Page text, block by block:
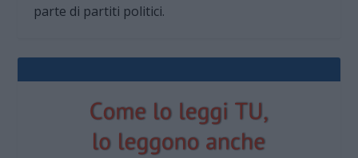
parte di partiti politici.